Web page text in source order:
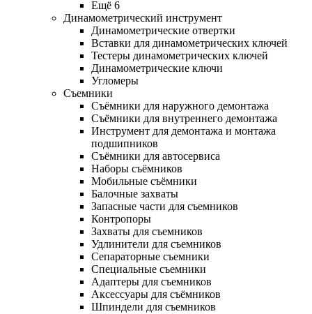
Ещё 6
Динамометрический инструмент
Динамометрические отвертки
Вставки для динамометрических ключей
Тестеры динамометрических ключей
Динамометрические ключи
Угломеры
Съемники
Съёмники для наружного демонтажа
Съёмники для внутреннего демонтажа
Инструмент для демонтажа и монтажа
подшипников
Съёмники для автосервиса
Наборы съёмников
Мобильные съёмники
Балочные захваты
Запасные части для съемников
Контропоры
Захваты для съемников
Удлинители для съемников
Сепараторные съемники
Специальные съемники
Адаптеры для съемников
Аксессуары для съёмников
Шпиндели для съемников